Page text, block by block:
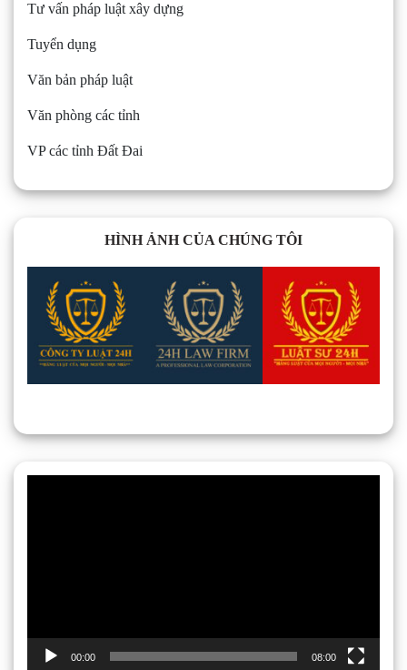
Tư vấn pháp luật xây dựng
Tuyển dụng
Văn bản pháp luật
Văn phòng các tỉnh
VP các tỉnh Đất Đai
HÌNH ẢNH CỦA CHÚNG TÔI
00:00 08:00